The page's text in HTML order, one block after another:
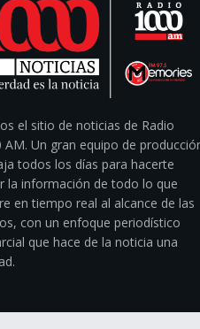
el sitio de noticias de Radio
AM. Un gran equipo de
todos los días para hacerte
la información de todo lo que
en tiempo real al alcance de las
con un enfoque periodístico
que hace de la noticia una